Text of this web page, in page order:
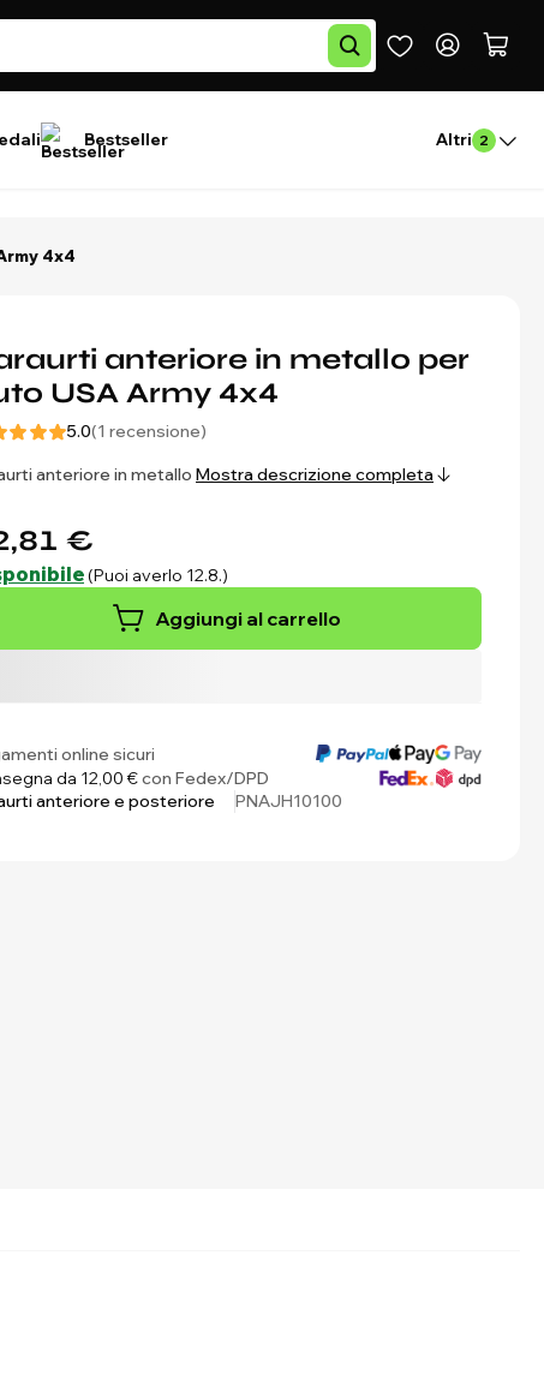
Bestseller Altri 2
4x4
anteriore in metallo per
USA Army 4x4
5.0(1 recensione)
anteriore in metallo Mostra descrizione completa
€
(Puoi averlo 12.8.)
Aggiungi al carrello
online sicuri
da 12,00 €con Fedex/DPD
anteriore e posteriore
PNAJH10100